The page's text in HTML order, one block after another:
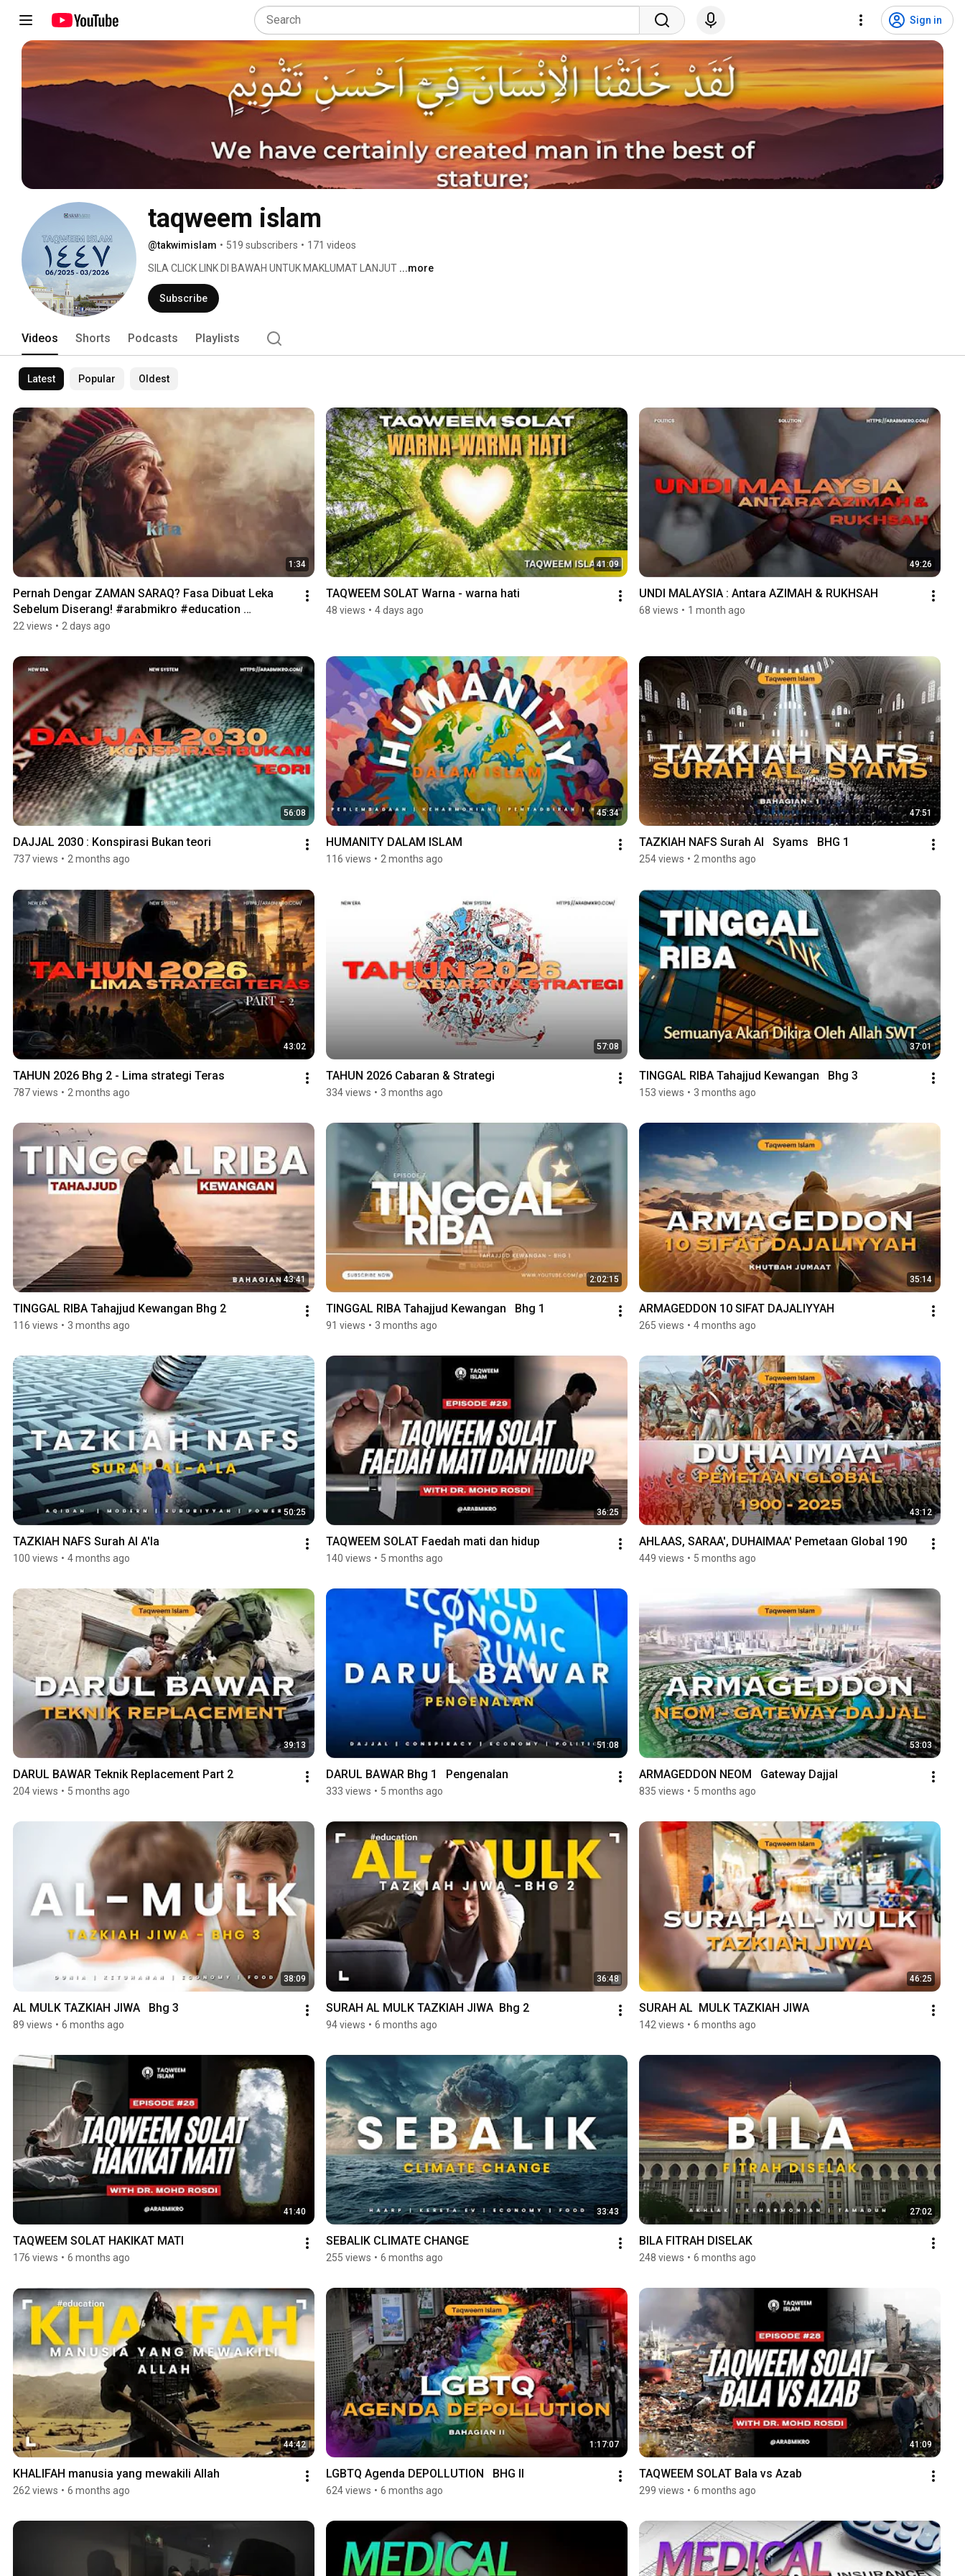
Sign in
taqweem islam
@takwimislam • 519 subscribers • 171 videos
SILA CLICK LINK DI BAWAH UNTUK MAKLUMAT LANJUT ...more
Subscribe
Videos Shorts Podcasts Playlists
Latest Popular Oldest
1:34
Pernah Dengar ZAMAN SARAQ? Fasa Dibuat Leka
Sebelum Diserang! #arabmikro #education
#tadabburquran
22 views • 2 days ago
41:09
TAQWEEM SOLAT Warna - warna hati
48 views • 4 days ago
49:26
UNDI MALAYSIA : Antara AZIMAH & RUKHSAH
68 views • 1 month ago
56:08
DAJJAL 2030 : Konspirasi Bukan teori
737 views • 2 months ago
45:34
HUMANITY DALAM ISLAM
116 views • 2 months ago
47:51
TAZKIAH NAFS Surah Al   Syams   BHG 1
254 views • 2 months ago
43:02
TAHUN 2026 Bhg 2 - Lima strategi Teras
787 views • 2 months ago
57:08
TAHUN 2026 Cabaran & Strategi
334 views • 3 months ago
37:01
TINGGAL RIBA Tahajjud Kewangan   Bhg 3
153 views • 3 months ago
43:41
TINGGAL RIBA Tahajjud Kewangan Bhg 2
116 views • 3 months ago
2:02:15
TINGGAL RIBA Tahajjud Kewangan   Bhg 1
91 views • 3 months ago
35:14
ARMAGEDDON 10 SIFAT DAJALIYYAH
265 views • 4 months ago
50:25
TAZKIAH NAFS Surah Al A'la
100 views • 4 months ago
36:25
TAQWEEM SOLAT Faedah mati dan hidup
140 views • 5 months ago
43:12
AHLAAS, SARAA', DUHAIMAA' Pemetaan Global 190
449 views • 5 months ago
39:13
DARUL BAWAR Teknik Replacement Part 2
204 views • 5 months ago
51:08
DARUL BAWAR Bhg 1   Pengenalan
333 views • 5 months ago
53:03
ARMAGEDDON NEOM   Gateway Dajjal
835 views • 5 months ago
38:09
AL MULK TAZKIAH JIWA   Bhg 3
89 views • 6 months ago
36:48
SURAH AL MULK TAZKIAH JIWA  Bhg 2
94 views • 6 months ago
46:25
SURAH AL  MULK TAZKIAH JIWA
142 views • 6 months ago
41:40
TAQWEEM SOLAT HAKIKAT MATI
176 views • 6 months ago
33:43
SEBALIK CLIMATE CHANGE
255 views • 6 months ago
27:02
BILA FITRAH DISELAK
248 views • 6 months ago
44:42
KHALIFAH manusia yang mewakili Allah
262 views • 6 months ago
1:17:07
LGBTQ Agenda DEPOLLUTION   BHG II
624 views • 6 months ago
41:09
TAQWEEM SOLAT Bala vs Azab
299 views • 6 months ago